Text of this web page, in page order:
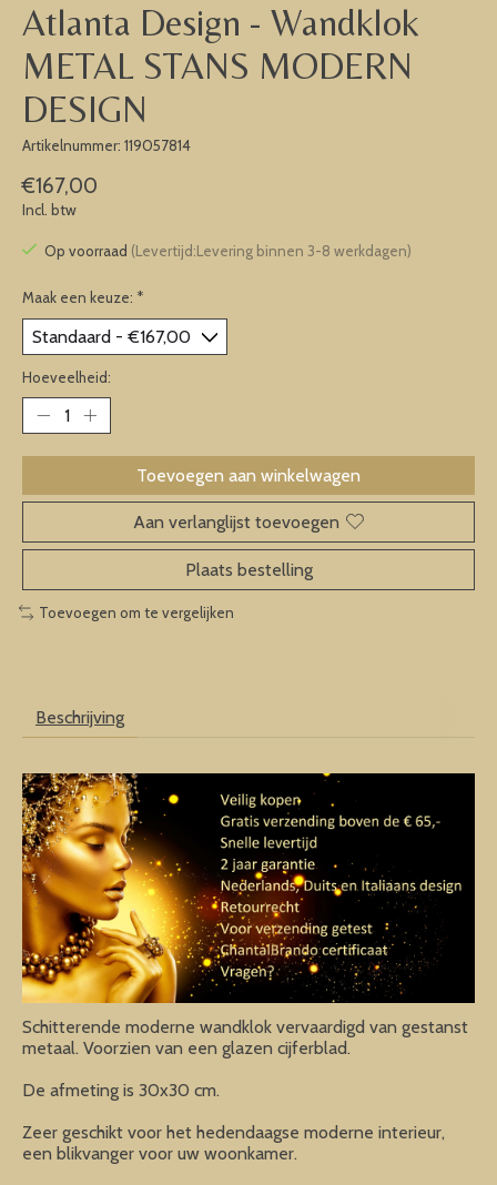
Atlanta Design - Wandklok
METAL STANS MODERN
DESIGN
Artikelnummer: 119057814
€167,00
Incl. btw
Op voorraad (Levertijd:Levering binnen 3-8 werkdagen)
Maak een keuze: *
Hoeveelheid:
Toevoegen aan winkelwagen
Aan verlanglijst toevoegen
Plaats bestelling
Toevoegen om te vergelijken
Beschrijving
Schitterende moderne wandklok vervaardigd van gestanst
metaal. Voorzien van een glazen cijferblad.
De afmeting is 30x30 cm.
Zeer geschikt voor het hedendaagse moderne interieur,
een blikvanger voor uw woonkamer.